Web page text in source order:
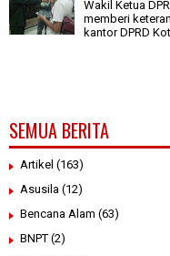
Wakil Ketua
memberi
kantor DPRD
SEMUA BERITA
Artikel (163)
Asusila (12)
Bencana Alam (63)
BNPT (2)